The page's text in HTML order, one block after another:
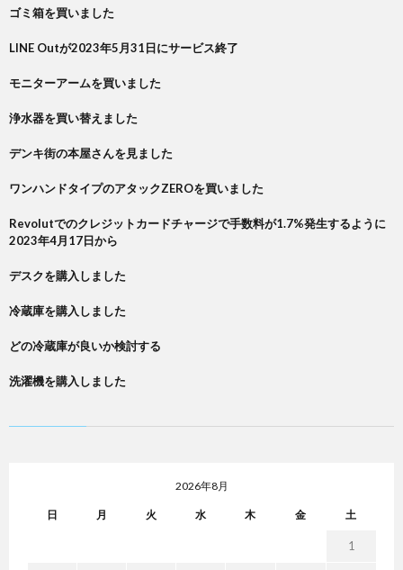
ゴミ箱を買いました
LINE Outが2023年5月31日にサービス終了
モニターアームを買いました
浄水器を買い替えました
デンキ街の本屋さんを見ました
ワンハンドタイプのアタックZEROを買いました
Revolutでのクレジットカードチャージで手数料が1.7%発生するように
2023年4月17日から
デスクを購入しました
冷蔵庫を購入しました
どの冷蔵庫が良いか検討する
洗濯機を購入しました
2026年8月
日 月 火 水 木 金 土
1